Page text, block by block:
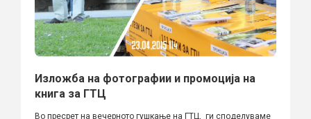
Изложба на фотографии и промоција на
книга за ГТЦ
Во пресрет на вечерното гушкање на ГТЦ, ги споделуваме